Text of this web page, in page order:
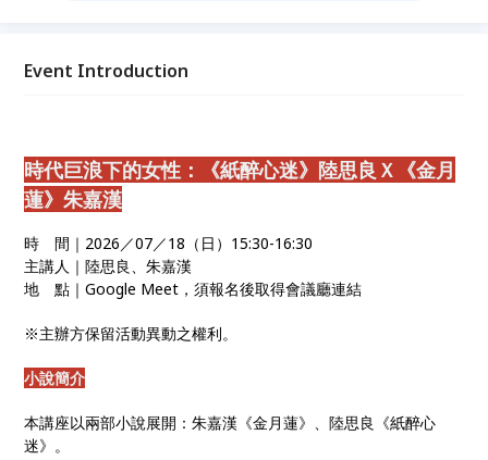
Event Introduction
時代巨浪下的女性：《紙醉心迷》陸思良Ｘ《金月
蓮》朱嘉漢
時 間｜2026／07／18（日）15:30-16:30
主講人｜陸思良、朱嘉漢
地 點｜Google Meet，須報名後取得會議廳連結
※主辦方保留活動異動之權利。
小說簡介
本講座以兩部小說展開：朱嘉漢《金月蓮》、陸思良《紙醉心
迷》。